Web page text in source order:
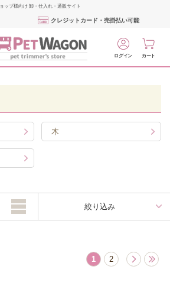
ップ様向け 卸・仕入れ・通販サイト
クレジットカード・売掛払い可能
ログイン カート
木
絞り込み
1
2